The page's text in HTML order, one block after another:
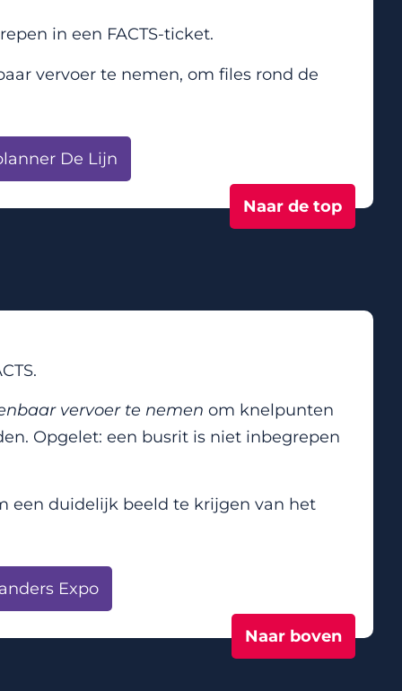
Naar de top
in een FACTS-ticket.
vervoer te nemen, om files rond de
De Lijn
Naar boven
vervoer te nemen om knelpunten
Opgelet: een busrit is niet inbegrepen
een duidelijk beeld te krijgen van het
Expo